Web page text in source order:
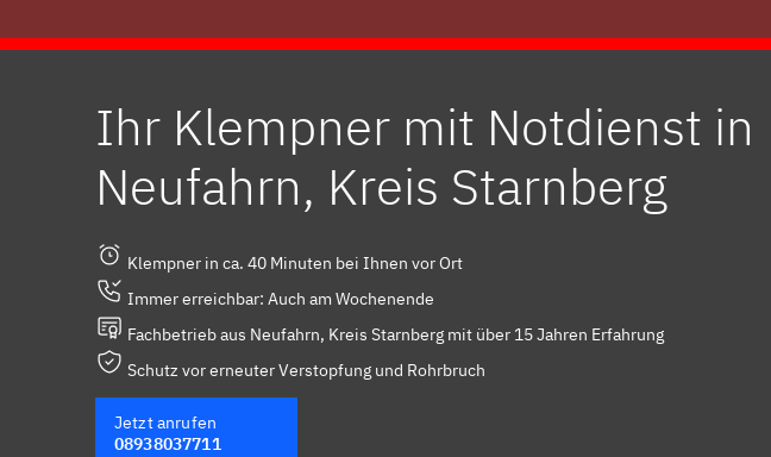
Ihr Klempner mit Notdienst in
Neufahrn, Kreis Starnberg
Klempner in ca. 40 Minuten bei Ihnen vor Ort
Immer erreichbar: Auch am Wochenende
Fachbetrieb aus Neufahrn, Kreis Starnberg mit über 15 Jahren Erfahrung
Schutz vor erneuter Verstopfung und Rohrbruch
Jetzt anrufen
08938037711